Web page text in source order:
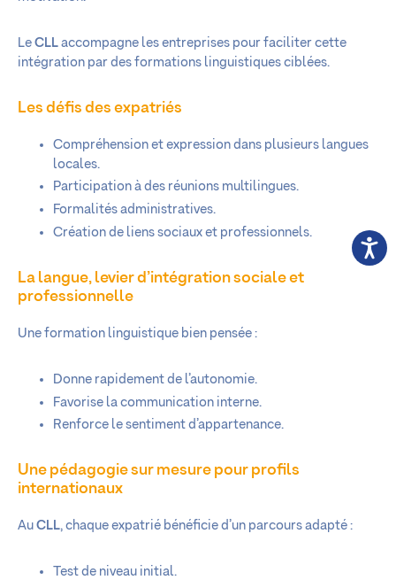
Le CLL accompagne les entreprises pour faciliter cette
intégration par des formations linguistiques ciblées.
Les défis des expatriés
Compréhension et expression dans plusieurs langues
locales.
Participation à des réunions multilingues.
Formalités administratives.
Création de liens sociaux et professionnels.
La langue, levier d’intégration sociale et
professionnelle
Une formation linguistique bien pensée :
Donne rapidement de l’autonomie.
Favorise la communication interne.
Renforce le sentiment d’appartenance.
Une pédagogie sur mesure pour profils
internationaux
Au CLL, chaque expatrié bénéficie d’un parcours adapté :
Test de niveau initial.